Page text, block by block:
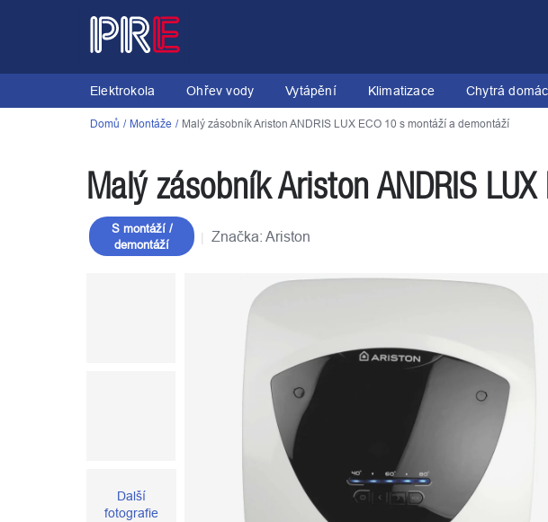
Elektrokola
Ohřev vody Vytápění Klimatizace Chytrá
Domů Montáže Malý zásobník Ariston ANDRIS LUX ECO 10 s montáží a demontáží
Malý zásobník Ariston ANDRIS
S montáží /
demontáží
Značka: Ariston
Další
fotografie